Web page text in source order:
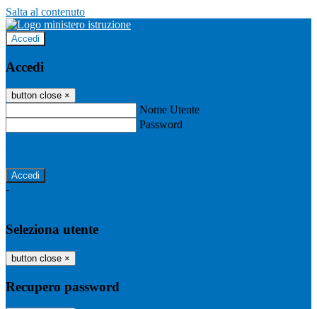
Salta al contenuto
Accedi
Accedi
button close ×
Nome Utente
Password
-
Seleziona utente
button close ×
Recupero password